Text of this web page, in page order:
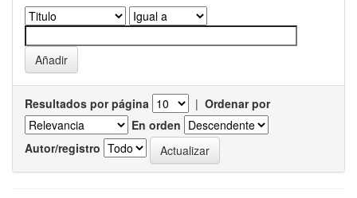
Resultados por página | Ordenar por
En orden
Autor/registro